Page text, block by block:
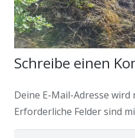
Schreibe einen
Deine E-Mail-Adresse
Erforderliche Felder sind